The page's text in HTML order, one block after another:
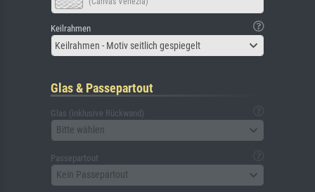
Keilrahmen
Keilrahmen - Motiv seitlich gespiegelt
Glas & Passepartout
Glas (inklusive Rückwand)
Bitte wählen
Passepartout
Kein Passepartout